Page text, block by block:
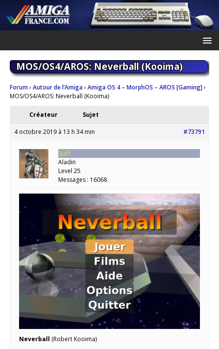
MOS/OS4/AROS: Neverball (Kooima)
Forum› Autour de l’Amiga› Amiga OS 4 – MorphOS – AROS [Gaming]›
MOS/OS4/AROS: Neverball (Kooima)
Créateur Sujet
4 octobre 2019 à 13 h 34 min #73791
Staff
Aladin
Level 25
Messages : 16068
Neverball (Robert Kooima)